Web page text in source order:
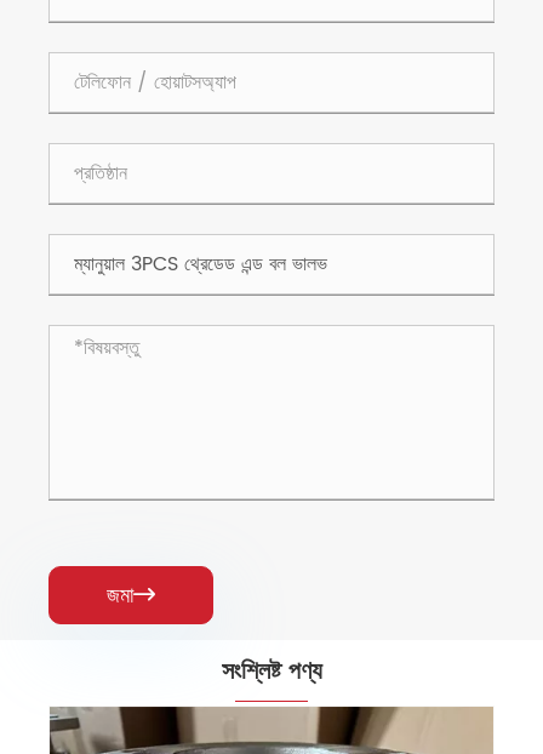
জমা
সংশ্লিষ্ট পণ্য